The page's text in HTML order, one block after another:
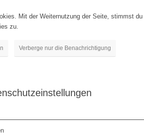
Mit der Weiternutzung der Seite, stimmst du
zu.
Verberge nur die Benachrichtigung